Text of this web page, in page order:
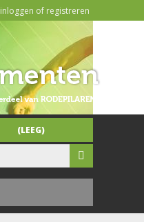
inloggen of registreren
(LEEG)